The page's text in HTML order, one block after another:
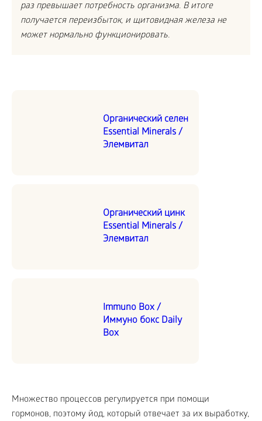
раз превышает потребность организма. В итоге
получается переизбыток, и щитовидная железа не
может нормально функционировать.
Органический селен
Essential Minerals /
Элемвитал
Органический цинк
Essential Minerals /
Элемвитал
Immuno Box /
Иммуно бокс Daily
Box
Множество процессов регулируется при помощи
гормонов, поэтому йод, который отвечает за их выработку,